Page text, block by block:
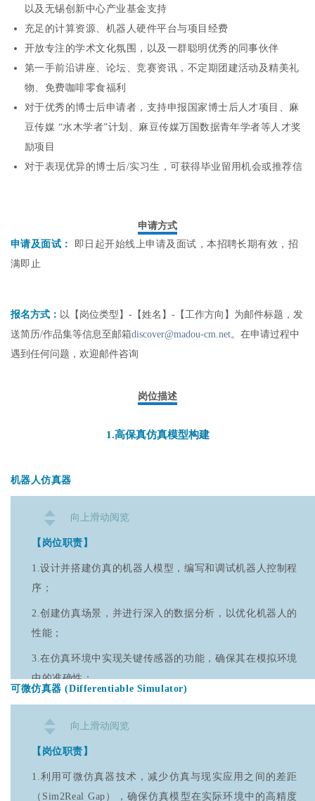
以及无锡创新中心产业基金支持
充足的计算资源、机器人硬件平台与项目经费
开放专注的学术文化氛围，以及一群聪明优秀的同事伙伴
第一手前沿讲座、论坛、竞赛资讯，不定期团建活动及精美礼
物、免费咖啡零食福利
对于优秀的博士后申请者，支持申报国家博士后人才项目、麻
豆传媒 “水木学者”计划、麻豆传媒万国数据青年学者等人才奖
励项目
对于表现优异的博士后/实习生，可获得毕业留用机会或推荐信
申请方式
申请及面试：
即日起开始线上申请及面试，本招聘长期有效，招
满即止
报名方式： 以【岗位类型】-【姓名】-【工作方向】为邮件标题，发
送简历/作品集等信息至邮箱discover@madou-cm.net。在申请过程中
遇到任何问题，欢迎邮件咨询
岗位描述
1.高保真仿真模型构建
机器人仿真器
向上滑动阅览
【岗位职责】
1.设计并搭建仿真的机器人模型，编写和调试机器人控制程
序；
2.创建仿真场景，并进行深入的数据分析，以优化机器人的
性能；
3.在仿真环境中实现关键传感器的功能，确保其在模拟环境
中的准确性；
4.开发电机、关节和传感器模型，并分析Sim2Real Gap，
以减少仿真与现实之间的差异。
【岗位要求】
1.拥有机器人学、自动化、机械控制、计算机科学或相关领
域的教育背景；
可微仿真器 (Differentiable Simulator)
向上滑动阅览
【岗位职责】
1.利用可微仿真器技术，减少仿真与现实应用之间的差距
（Sim2Real Gap），确保仿真模型在实际环境中的高精度